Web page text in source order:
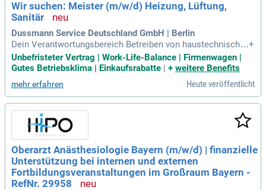
Wir suchen: Meister (m/w/d) Heizung, Lüftung,
Sanitär
Dussmann Service Deutschland GmbH | Berlin
Dein Verantwortungsbereich Betreiben von haustechnische
n Anlagen (schwerpunktmäßig, Heizungs- und Sanitärtechni
k, Raumluft- und Kältetechnik sowie technische Einrichtung
olle der Arbeiten gemäß DIN
+
Unbefristeter Vertrag | Work-Life-Balance | Firmenwagen |
Gutes Betriebsklima | Einkaufsrabatte | + weitere Benefits
mehr erfahren Heute veröffentlicht
Oberarzt Anästhesiologie Bayern (m/w/d) | finanzielle
Unterstützung bei internen und externen
Fortbildungsveranstaltungen im Großraum Bayern -
RefNr. 29958